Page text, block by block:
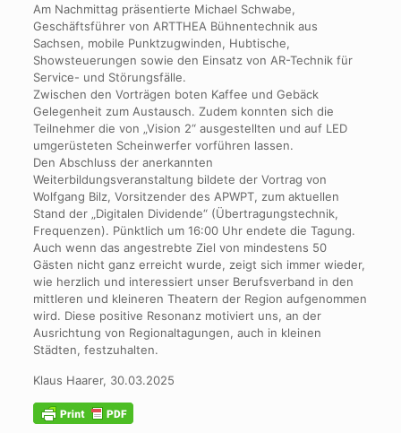
Am Nachmittag präsentierte Michael Schwabe,
Geschäftsführer von ARTTHEA Bühnentechnik aus
Sachsen, mobile Punktzugwinden, Hubtische,
Showsteuerungen sowie den Einsatz von AR-Technik für
Service- und Störungsfälle.
Zwischen den Vorträgen boten Kaffee und Gebäck
Gelegenheit zum Austausch. Zudem konnten sich die
Teilnehmer die von „Vision 2“ ausgestellten und auf LED
umgerüsteten Scheinwerfer vorführen lassen.
Den Abschluss der anerkannten
Weiterbildungsveranstaltung bildete der Vortrag von
Wolfgang Bilz, Vorsitzender des APWPT, zum aktuellen
Stand der „Digitalen Dividende“ (Übertragungstechnik,
Frequenzen). Pünktlich um 16:00 Uhr endete die Tagung.
Auch wenn das angestrebte Ziel von mindestens 50
Gästen nicht ganz erreicht wurde, zeigt sich immer wieder,
wie herzlich und interessiert unser Berufsverband in den
mittleren und kleineren Theatern der Region aufgenommen
wird. Diese positive Resonanz motiviert uns, an der
Ausrichtung von Regionaltagungen, auch in kleinen
Städten, festzuhalten.
Klaus Haarer, 30.03.2025